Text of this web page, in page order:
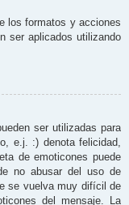
los formatos y acciones
ser aplicados utilizando
ser utilizadas para
e.j. :) denota felicidad,
de emoticones puede
no abusar del uso de
se vuelva muy difícil de
del mensaje. La